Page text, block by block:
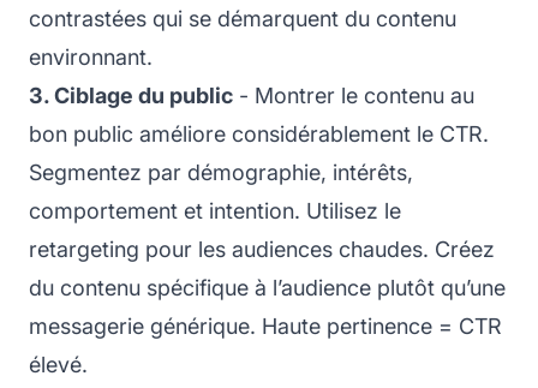
contrastées qui se démarquent du contenu
environnant.
3. Ciblage du public - Montrer le contenu au
bon public améliore considérablement le CTR.
Segmentez par démographie, intérêts,
comportement et intention. Utilisez le
retargeting pour les audiences chaudes. Créez
du contenu spécifique à l’audience plutôt qu’une
messagerie générique. Haute pertinence = CTR
élevé.